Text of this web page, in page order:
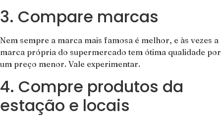
3. Compare marcas
Nem sempre a marca mais famosa é melhor, e às vezes a
marca própria do supermercado tem ótima qualidade por
um preço menor. Vale experimentar.
4. Compre produtos da
estação e locais